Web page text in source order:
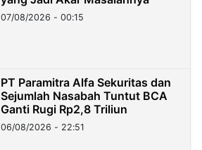
07/08/2026 - 00:15
PT Paramitra Alfa Sekuritas dan
Sejumlah Nasabah Tuntut BCA
Ganti Rugi Rp2,8 Triliun
06/08/2026 - 22:51